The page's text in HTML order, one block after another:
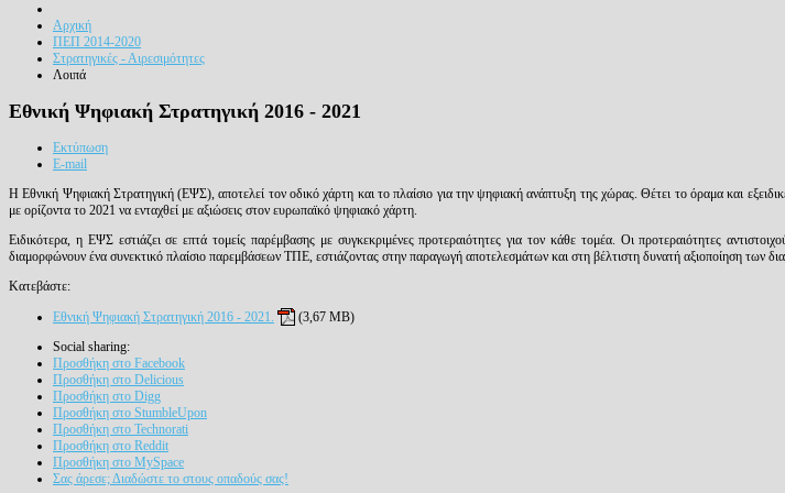
Αρχική
ΠΕΠ 2014-2020
Στρατηγικές - Αιρεσιμότητες
Λοιπά
Εθνική Ψηφιακή Στρατηγική 2016 - 2021
Εκτύπωση
E-mail
Η Εθνική Ψηφιακή Στρατηγική (ΕΨΣ), αποτελεί τον οδικό χάρτη και το πλαίσιο για την ψηφιακή ανάπτυξη της χώρας. Θέτει το όραμα και
με ορίζοντα το 2021 να ενταχθεί με αξιώσεις στον ευρωπαϊκό ψηφιακό χάρτη.
Ειδικότερα, η ΕΨΣ εστιάζει σε επτά τομείς παρέμβασης με συγκεκριμένες προτεραιότητες για τον κάθε τομέα. Οι προτεραιότητες
διαμορφώνουν ένα συνεκτικό πλαίσιο παρεμβάσεων ΤΠΕ, εστιάζοντας στην παραγωγή αποτελεσμάτων και στη βέλτιστη δυνατή αξιοποίηση των
Κατεβάστε:
Εθνική Ψηφιακή Στρατηγική 2016 - 2021.
(3,67 MB)
Social sharing:
Προσθήκη στο Facebook
Προσθήκη στο Delicious
Προσθήκη στο Digg
Προσθήκη στο StumbleUpon
Προσθήκη στο Technorati
Προσθήκη στο Reddit
Προσθήκη στο MySpace
Σας άρεσε; Διαδώστε το στους οπαδούς σας!